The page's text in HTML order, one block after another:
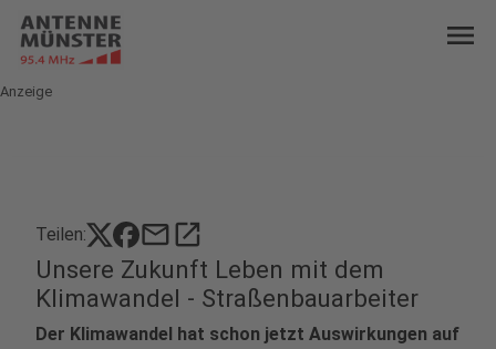
menu
Anzeige
Teilen: mailopen_in_new
Unsere Zukunft Leben mit dem
Klimawandel - Straßenbauarbeiter
Der Klimawandel hat schon jetzt Auswirkungen auf